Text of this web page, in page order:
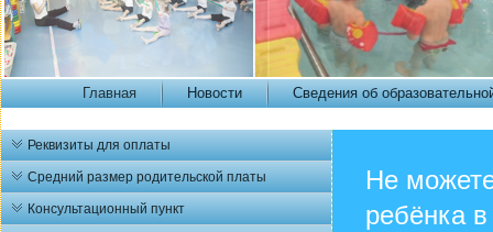
Главная Новости Сведения об
Реквизиты для оплаты
Средний размер родительской платы
Консультационный пункт
Не
ребёнка